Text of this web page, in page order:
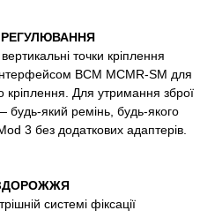
точки кріплення
BCM MCMR-SM для
кріплення. Для утримання зброї
будь-який ремінь, будь-якого
3 без додаткових адаптерів.
системі фіксації